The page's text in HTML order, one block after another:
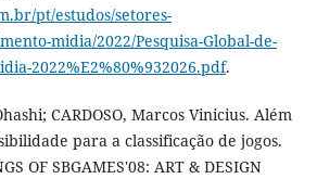
pt/estudos/setores-
midia/2022/Pesquisa-Global-de-
2022%E2%80%932026.pdf.
CARDOSO, Marcos Vinicius. Além
para a classificação de jogos.
OF SBGAMES'08: ART & DESIGN